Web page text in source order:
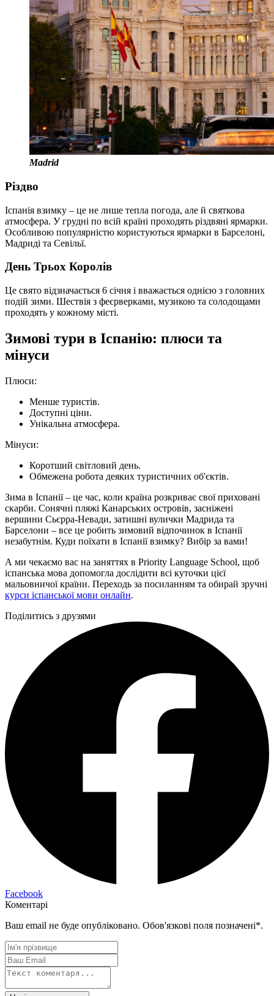
Madrid
Різдво
Іспанія взимку – це не лише тепла погода, але й святкова
атмосфера. У грудні по всій країні проходять різдвяні ярмарки.
Особливою популярністю користуються ярмарки в Барселоні,
Мадриді та Севільї.
День Трьох Королів
Це свято відзначається 6 січня і вважається однією з головних
подій зими. Шествія з феєрверками, музикою та солодощами
проходять у кожному місті.
Зимові тури в Іспанію: плюси та
мінуси
Плюси:
Менше туристів.
Доступні ціни.
Унікальна атмосфера.
Мінуси:
Коротший світловий день.
Обмежена робота деяких туристичних об'єктів.
Зима в Іспанії – це час, коли країна розкриває свої приховані
скарби. Сонячні пляжі Канарських островів, засніжені
вершини Сьєрра-Невади, затишні вулички Мадрида та
Барселони – все це робить зимовий відпочинок в Іспанії
незабутнім. Куди поїхати в Іспанії взимку? Вибір за вами!
А ми чекаємо вас на заняттях в Priority Language School, щоб
іспанська мова допомогла дослідити всі куточки цієї
мальовничої країни. Переходь за посиланням та обирай зручні
курси іспанської мови онлайн.
Поділитись з друзями
Facebook
Коментарі
Ваш email не буде опубліковано. Обов'язкові поля позначені*.